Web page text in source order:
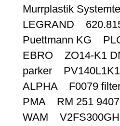
Murrplastik
LEGRAND
Puettmann KG
EBRO ZO14-K1
parker
ALPHA F0079
PMA RM 251
WAM V2FS300GH